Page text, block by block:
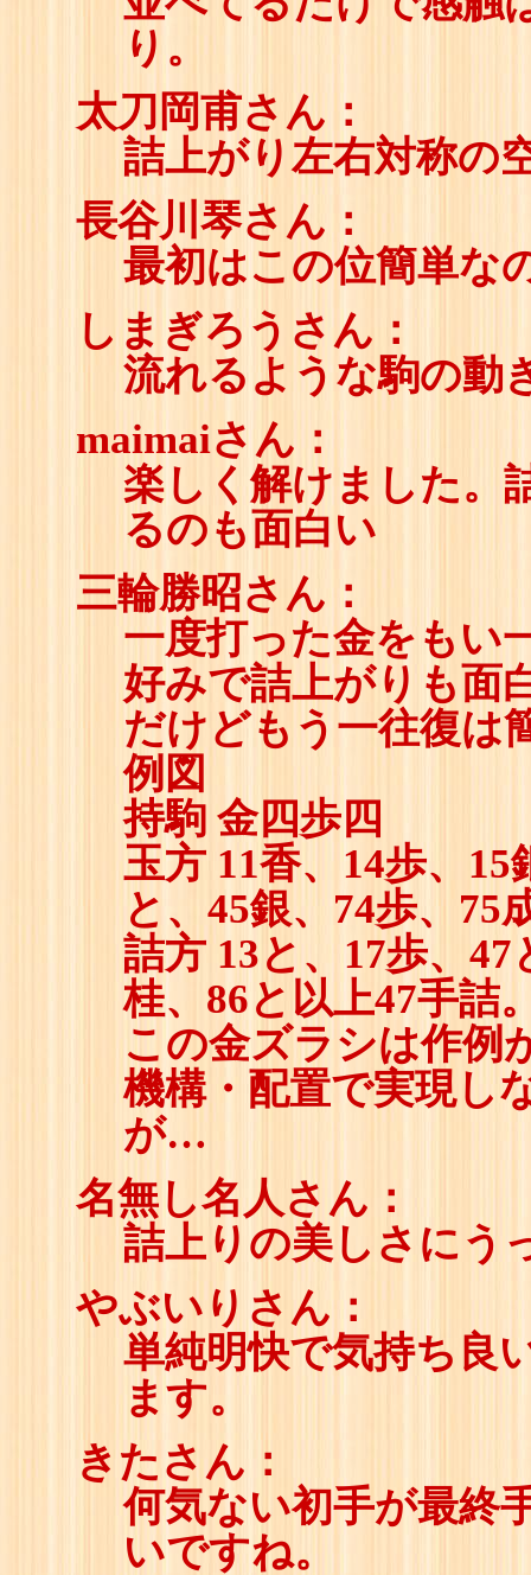
り。
太刀岡甫さん：
詰上がり左右対称の
長谷川琴さん：
最初はこの位簡単な
しまぎろうさん：
流れるような駒の動
maimaiさん：
楽しく解けました。
るのも面白い
三輪勝昭さん：
一度打った金をもい
好みで詰上がりも面
だけどもう一往復は
例図
持駒 金四歩四
玉方 11香、14歩、15
と、45銀、74歩、75
詰方 13と、17歩、47
桂、86と以上47手詰
この金ズラシは作例
機構・配置で実現し
が…
名無し名人さん：
詰上りの美しさにう
やぶいりさん：
単純明快で気持ち良
ます。
きたさん：
何気ない初手が最終
いですね。